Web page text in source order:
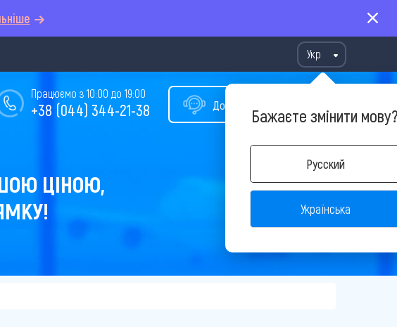
Укр
Бажаєте змінити
Русский
Українська
Допомога у виборі туру
Працюємо з 10:00 до 19:00
+38 (044) 344-21-38
ЦІНОЮ,